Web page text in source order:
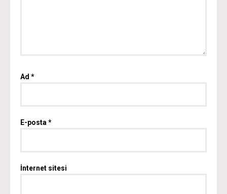
Ad *
E-posta *
İnternet sitesi